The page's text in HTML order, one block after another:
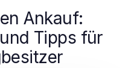
Ankauf:
Tipps für